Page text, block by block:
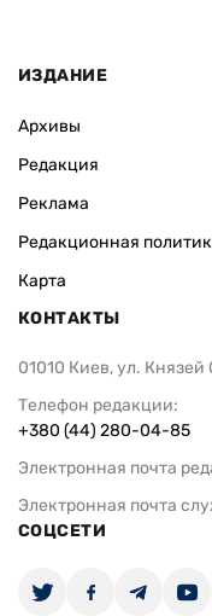
ИЗДАНИЕ
Архивы
Редакция
Реклама
Редакционная
Карта
КОНТАКТЫ
01010 Киев, ул. Князей
Телефон редакции:
+380 (44) 280-04-85
Электронная почта
Электронная почта
СОЦСЕТИ